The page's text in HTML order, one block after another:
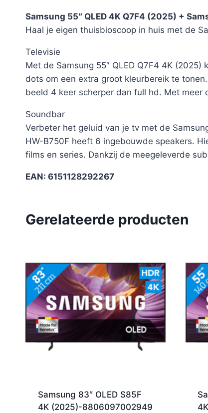
Samsung 55″ QLED 4K Q7F4 (2025) +
Haal je eigen thuisbioscoop in huis met de
Televisie
Met de Samsung 55″ QLED Q7F4 4K
dots om een extra groot kleurbereik te
beeld 4 keer scherper dan full hd. Met meer
Soundbar
Verbeter het geluid van je tv met de
HW-B750F heeft 6 ingebouwde speakers.
films en series. Dankzij de meegeleverde
EAN: 6151128292267
Gerelateerde producten
Samsung 83″ OLED S85F
4K (2025)-8806097002949